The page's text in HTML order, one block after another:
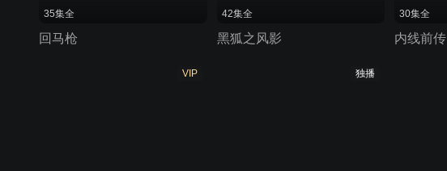
35集全
回马枪
42集全
黑狐之风影
30集全
内线前传
VIP 独播